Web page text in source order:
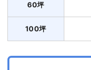
60坪
100坪